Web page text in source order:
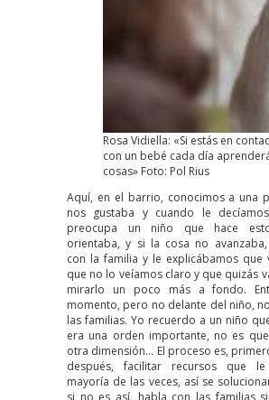
Rosa Vidiella: «Si estás en
con un bebé cada día
cosas» Foto: Pol Rius
Aquí, en el barrio, conocimos a una
nos gustaba y cuando le
preocupa un niño que hace
orientaba, y si la cosa no
con la familia y le explicábamos que
que no lo veíamos claro y que quizás
mirarlo un poco más a fondo.
momento, pero no delante del niño,
las familias. Yo recuerdo a un niño
era una orden importante, no es
otra dimensión… El proceso es,
después, facilitar recursos que
mayoría de las veces, así se
si no es así, habla con las familias